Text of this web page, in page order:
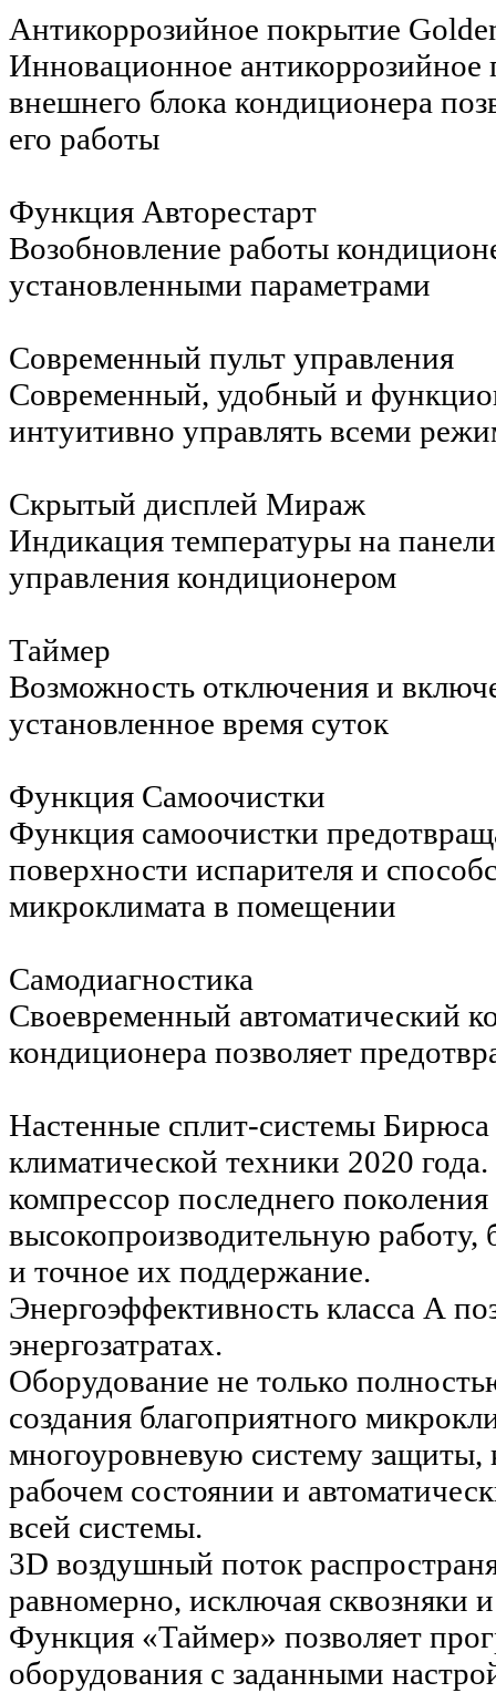
Антикоррозийное покрытие
Инновационное антикоррозийное
внешнего блока кондиционера
его работы
Функция Авторестарт
Возобновление работы
установленными параметрами
Современный пульт управления
Современный, удобный и
интуитивно управлять всеми
Скрытый дисплей Мираж
Индикация температуры на
управления кондиционером
Таймер
Возможность отключения и
установленное время суток
Функция Самоочистки
Функция самоочистки
поверхности испарителя и
микроклимата в помещении
Самодиагностика
Своевременный автоматический
кондиционера позволяет
Настенные сплит-системы
климатической техники 2020
компрессор последнего
высокопроизводительную
и точное их поддержание.
Энергоэффективность класса А
энергозатратах.
Оборудование не только
создания благоприятного
многоуровневую систему защиты,
рабочем состоянии и
всей системы.
3D воздушный поток
равномерно, исключая сквозняки
Функция «Таймер» позволяет
оборудования с заданными